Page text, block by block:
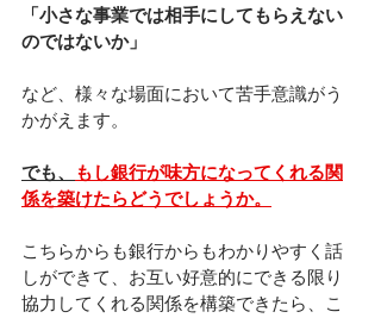
「小さな事業では相手にしてもらえない
のではないか」
など、様々な場面において苦手意識がう
かがえます。
でも、
もし銀行が味方になってくれる関
係を築けたらどうでしょうか。
こちらからも銀行からもわかりやすく話
しができて、お互い好意的にできる限り
協力してくれる関係を構築できたら、こ